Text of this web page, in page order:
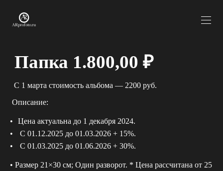
‎ Папка 1.800,00 ₽
С 1 марта стоимость альбома — 2200 руб.
‎Описание:
Цена актуальна до 1 декабря 2024.
С 01.12.2025 до 01.03.2026 + 15%.
С 01.03.2025 до 01.06.2026 + 30%.
• Размер 21×30 см; Один разворот. * Цена рассчитана от 25